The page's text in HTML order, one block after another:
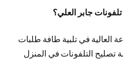
جابر العلي؟
العالية في تلبية طافة طلبات
تصليح التلفونات في المنزل